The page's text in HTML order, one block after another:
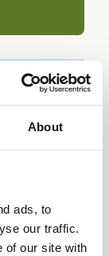
About
ads, to
our traffic.
of our site with
grâce à notre
euros